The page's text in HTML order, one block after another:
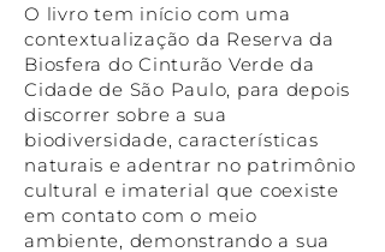
O livro tem início com uma
contextualização da Reserva da
Biosfera do Cinturão Verde da
Cidade de São Paulo, para depois
discorrer sobre a sua
biodiversidade, características
naturais e adentrar no patrimônio
cultural e imaterial que coexiste
em contato com o meio
ambiente, demonstrando a sua